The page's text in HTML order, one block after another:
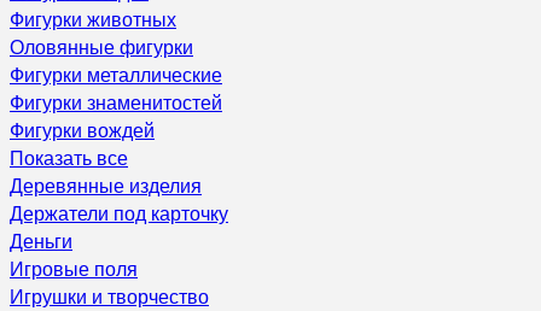
Фигурки животных
Оловянные фигурки
Фигурки металлические
Фигурки знаменитостей
Фигурки вождей
Показать все
Деревянные изделия
Держатели под карточку
Деньги
Игровые поля
Игрушки и творчество